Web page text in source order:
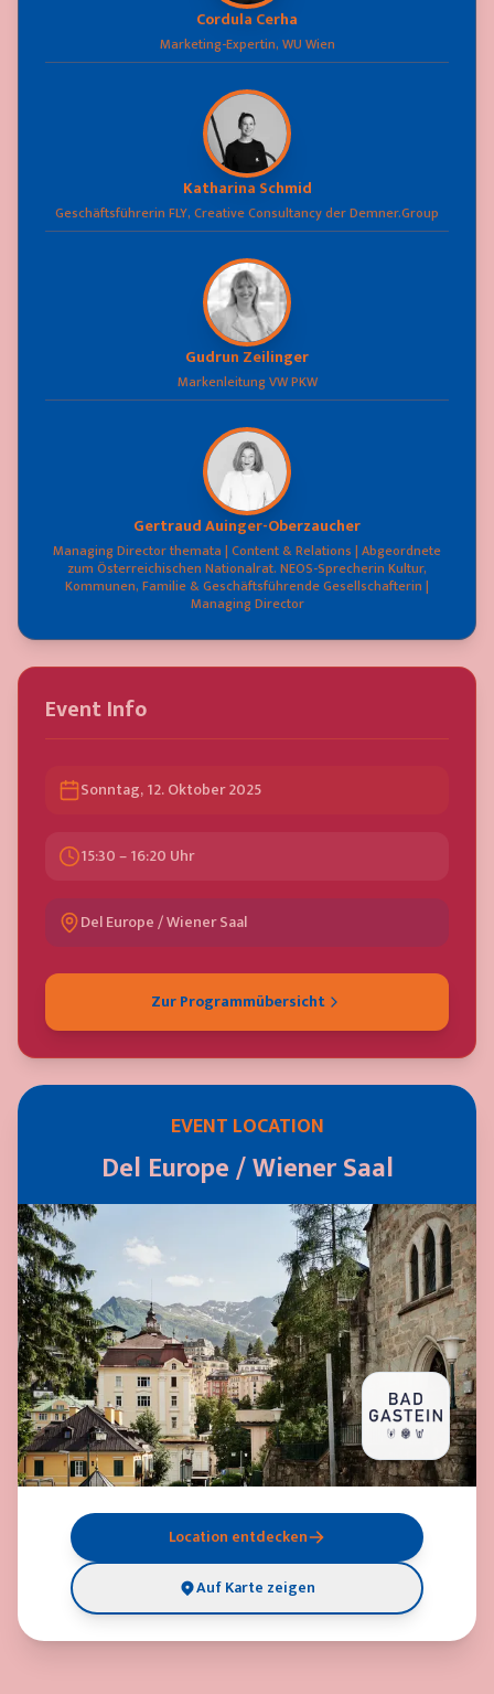
Cordula Cerha
Marketing-Expertin, WU Wien
Katharina Schmid
Geschäftsführerin FLY, Creative Consultancy der Demner.Group
Gudrun Zeilinger
Markenleitung VW PKW
Gertraud Auinger-Oberzaucher
Managing Director themata | Content & Relations | Abgeordnete
zum Österreichischen Nationalrat. NEOS-Sprecherin Kultur,
Kommunen, Familie & Geschäftsführende Gesellschafterin |
Managing Director
Event Info
Sonntag, 12. Oktober 2025
15:30 – 16:20 Uhr
Del Europe / Wiener Saal
Zur Programmübersicht
EVENT LOCATION
Del Europe / Wiener Saal
Location entdecken
Auf Karte zeigen